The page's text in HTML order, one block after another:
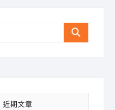
Search
近期文章